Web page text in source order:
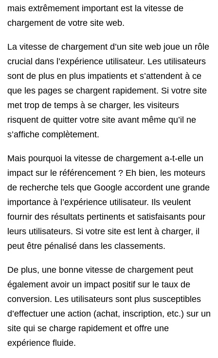
mais extrêmement important est la vitesse de
chargement de votre site web.
La vitesse de chargement d’un site web joue un rôle
crucial dans l’expérience utilisateur. Les utilisateurs
sont de plus en plus impatients et s’attendent à ce
que les pages se chargent rapidement. Si votre site
met trop de temps à se charger, les visiteurs
risquent de quitter votre site avant même qu’il ne
s’affiche complètement.
Mais pourquoi la vitesse de chargement a-t-elle un
impact sur le référencement ? Eh bien, les moteurs
de recherche tels que Google accordent une grande
importance à l’expérience utilisateur. Ils veulent
fournir des résultats pertinents et satisfaisants pour
leurs utilisateurs. Si votre site est lent à charger, il
peut être pénalisé dans les classements.
De plus, une bonne vitesse de chargement peut
également avoir un impact positif sur le taux de
conversion. Les utilisateurs sont plus susceptibles
d’effectuer une action (achat, inscription, etc.) sur un
site qui se charge rapidement et offre une
expérience fluide.